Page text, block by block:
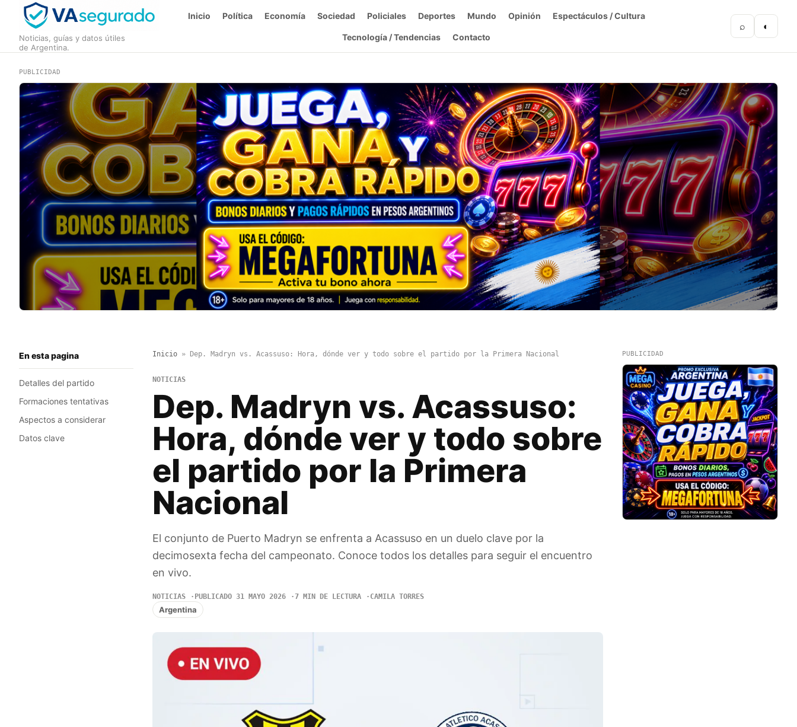
Noticias, guías y datos útiles
de Argentina.
Inicio Política Economía Sociedad Policiales Deportes Mundo Opinión Espectáculos / Cultura
Tecnología / Tendencias Contacto
⌕ ◐
PUBLICIDAD
En esta pagina
Detalles del partido
Formaciones tentativas
Aspectos a considerar
Datos clave
Inicio» Dep. Madryn vs. Acassuso: Hora, dónde ver y todo sobre el partido por la Primera Nacional
NOTICIAS
Dep. Madryn vs. Acassuso:
Hora, dónde ver y todo sobre
el partido por la Primera
Nacional
El conjunto de Puerto Madryn se enfrenta a Acassuso en un duelo clave por la
decimosexta fecha del campeonato. Conoce todos los detalles para seguir el encuentro
en vivo.
NOTICIAS PUBLICADO 31 MAYO 2026 7 MIN DE LECTURA CAMILA TORRES
Argentina
PUBLICIDAD